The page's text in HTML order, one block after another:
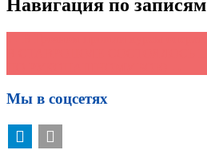
Навигация по записям
Мы в соцсетях